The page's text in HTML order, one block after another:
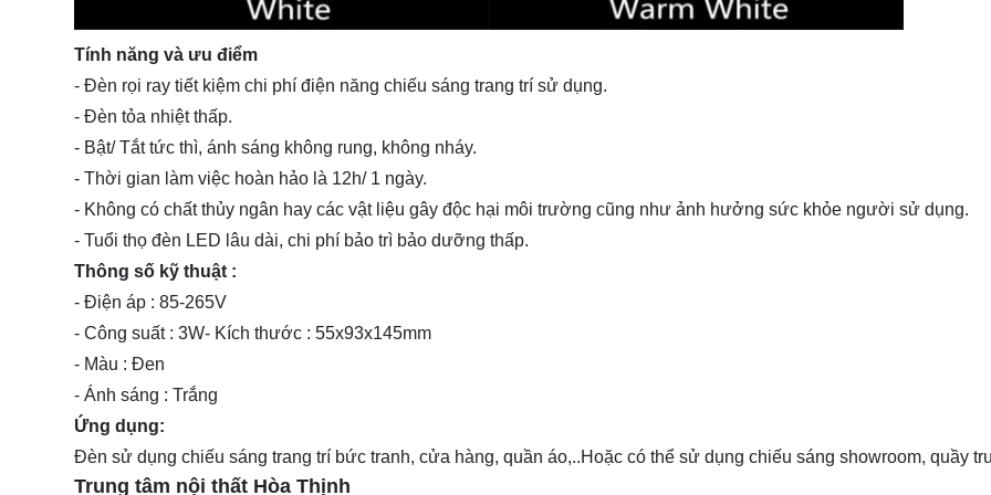
Tính năng và ưu điểm
- Đèn rọi ray tiết kiệm chi phí điện năng chiếu sáng trang trí sử dụng.
- Đèn tỏa nhiệt thấp.
- Bật/ Tắt tức thì, ánh sáng không rung, không nháy.
- Thời gian làm việc hoàn hảo là 12h/ 1 ngày.
- Không có chất thủy ngân hay các vật liệu gây độc hại môi trường cũng như ảnh hưởng sức khỏe người sử dụng.
- Tuổi thọ đèn LED lâu dài, chi phí bảo trì bảo dưỡng thấp.
Thông số kỹ thuật :
- Điện áp : 85-265V
- Công suất : 3W- Kích thước : 55x93x145mm
- Màu : Đen
- Ánh sáng : Trắng
Ứng dụng:
Đèn sử dụng chiếu sáng trang trí bức tranh, cửa hàng, quần áo,..Hoặc có thể sử dụng chiếu sáng showroom, quầy
Trung tâm nội thất Hòa Thịnh